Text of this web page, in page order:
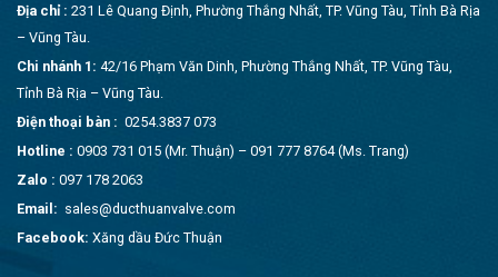
Địa chỉ : 231 Lê Quang Định, Phường Thắng Nhất, TP. Vũng Tàu, Tỉnh Bà Rịa
– Vũng Tàu.
Chi nhánh 1: 42/16 Phạm Văn Dinh, Phường Thắng Nhất, TP. Vũng Tàu,
Tỉnh Bà Rịa – Vũng Tàu.
Điện thoại bàn : 0254.3837 073
Hotline : 0903 731 015 (Mr. Thuận) – 091 777 8764 (Ms. Trang)
Zalo : 097 178 2063
Email: sales@ducthuanvalve.com
Facebook: Xăng dầu Đức Thuận